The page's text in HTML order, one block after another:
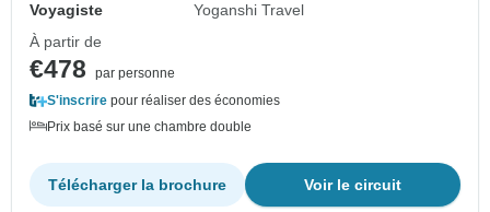
Voyagiste
Yoganshi Travel
À partir de
€478
par personne
S'inscrire pour réaliser des économies
Prix basé sur une chambre double
Voir le circuit
Télécharger la brochure